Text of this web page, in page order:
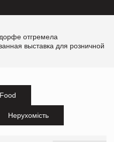
отгремела
выставка для розничной
Нерухомість